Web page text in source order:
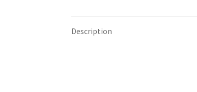
Description